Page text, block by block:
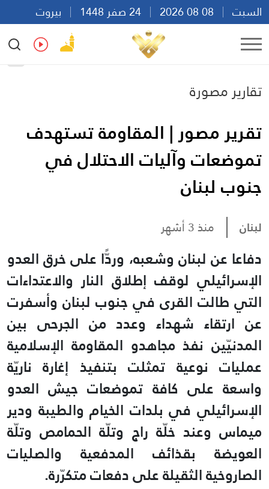
السبت
بيروت
15:52
Ar
تقارير مصورة
تقرير مصور | المقاومة تستهدف
تموضعات وآليات الاحتلال في
جنوب لبنان
لبنان منذ 3 أشهر
دفاعا عن لبنان وشعبه، وردًّا على خرق العدو
الإسرائيلي لوقف إطلاق النار والاعتداءات
التي طالت القرى في جنوب لبنان وأسفرت
عن ارتقاء شهداء وعدد من الجرحى بين
المدنيّين نفذ مجاهدو المقاومة الإسلامية
عمليات نوعية تمثلت بتنفيذ إغارة ناريّة
واسعة على كافة تموضعات جيش العدو
الإسرائيلي في بلدات الخيام والطيبة ودير
ميماس وعند خلّة راج وتلّة الحمامص وتلّة
العويضة بقذائف المدفعية والصليات
الصاروخية الثقيلة على دفعات متكرّرة.